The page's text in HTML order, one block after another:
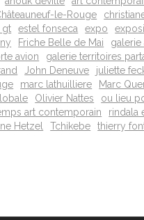
le-Rouge
gt estel fonseca expo
Friche Belle de Mai galerie
avion galerie territoires
John Deneuve juliette
marc lathuilliere Marc
Olivier Nattes ou lieu
art contemporain rindala
Hetzel Tchikebe thierry